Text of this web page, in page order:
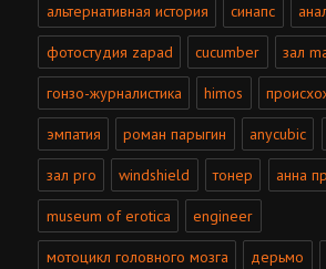
альтернативная история синапс
фотостудия zapad cucumber зал
гонзо-журналистика himos
эмпатия роман парыгин anycubic
зал pro windshield тонер анна
museum of erotica engineer
мотоцикл головного мозга дерьмо